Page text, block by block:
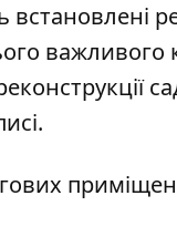
встановлені
важливого